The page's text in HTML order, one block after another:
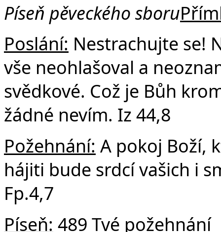
Píseň pěveckého sboru
Poslání: Nestrachujte se!
vše neohlašoval a
svědkové. Což je Bůh
žádné nevím. Iz 44,8
Požehnání: A pokoj Boží,
hájiti bude srdcí vašich i
Fp.4,7
Píseň: 489 Tvé požehnání